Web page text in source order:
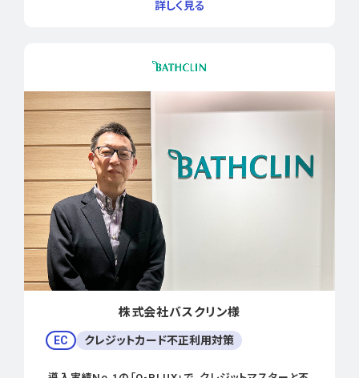
株式会社バスクリン様
EC クレジットカード不正利用対策